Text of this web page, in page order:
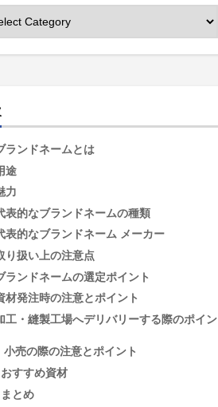
ランドネームとは
途
力
表的なブランドネームの種類
表的なブランドネーム メーカー
り扱い上の注意点
ランドネームの選定ポイント
材発注時の注意とポイント
工・縫製工場へデリバリーする際のポイン
小売の際の注意とポイント
おすすめ資材
まとめ